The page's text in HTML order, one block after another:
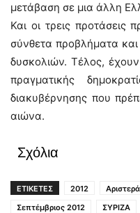
μετάβαση σε μια άλλη
Και οι τρεις
σύνθετα προβλήματα
δυσκολιών. Τέλος,
πραγματικής
διακυβέρνησης που
αιώνα.
Σχόλια
ΕΤΙΚΕΤΕΣ 2012 Αριστερά
Σεπτέμβριος 2012
ΣΥΡΙΖΑ